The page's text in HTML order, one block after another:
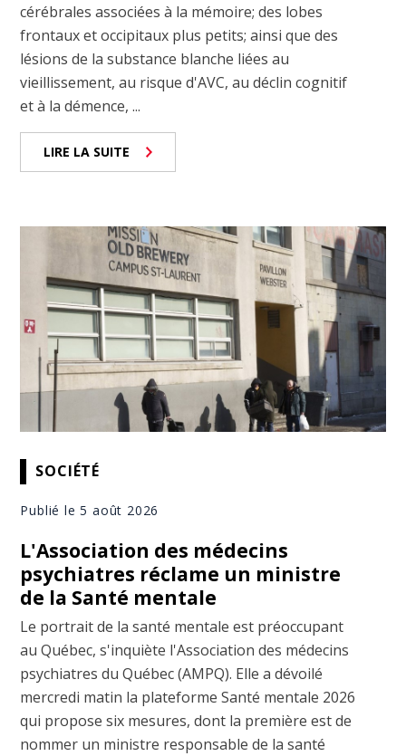
cérébrales associées à la mémoire; des lobes
frontaux et occipitaux plus petits; ainsi que des
lésions de la substance blanche liées au
vieillissement, au risque d'AVC, au déclin cognitif
et à la démence, ...
LIRE LA SUITE
SOCIÉTÉ
Publié le 5 août 2026
L'Association des médecins
psychiatres réclame un ministre
de la Santé mentale
Le portrait de la santé mentale est préoccupant
au Québec, s'inquiète l'Association des médecins
psychiatres du Québec (AMPQ). Elle a dévoilé
mercredi matin la plateforme Santé mentale 2026
qui propose six mesures, dont la première est de
nommer un ministre responsable de la santé